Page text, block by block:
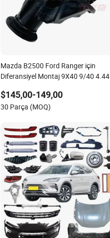
Mazda B2500 Ford Ranger için
Diferansiyel Montaj 9X40 9/40 4.44
$145,00-149,00
30 Parça (MOQ)